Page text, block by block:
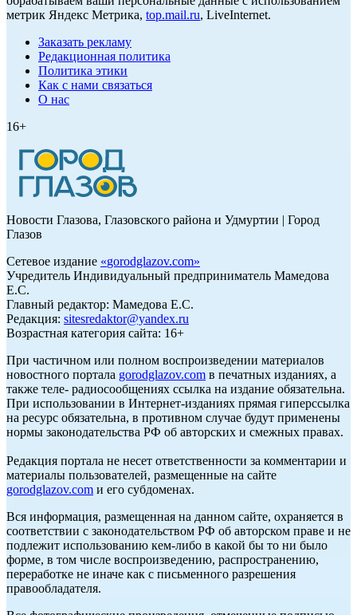
метрик Яндекс Метрика, top.mail.ru, LiveInternet.
Заказать рекламу
Редакционная политика
Политика этики
Как с нами связаться
О нас
16+
Новости Глазова, Глазовского района и Удмуртии | Город
Глазов
Сетевое издание «gorodglazov.com»
Учредитель Индивидуальный предприниматель Мамедова
Е.С.
Главный редактор: Мамедова Е.С.
Редакция: sitesredaktor@yandex.ru
Возрастная категория сайта: 16+
При частичном или полном воспроизведении материалов
новостного портала gorodglazov.com в печатных изданиях, а
также теле- радиосообщениях ссылка на издание обязательна.
При использовании в Интернет-изданиях прямая гиперссылка
на ресурс обязательна, в противном случае будут применены
нормы законодательства РФ об авторских и смежных правах.
Редакция портала не несет ответственности за комментарии и
материалы пользователей, размещенные на сайте
gorodglazov.com и его субдоменах.
Вся информация, размещенная на данном сайте, охраняется в
соответствии с законодательством РФ об авторском праве и не
подлежит использованию кем-либо в какой бы то ни было
форме, в том числе воспроизведению, распространению,
переработке не иначе как с письменного разрешения
правообладателя.